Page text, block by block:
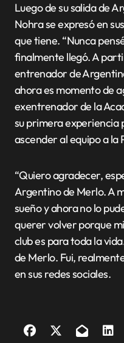
Luego de su salida de
Nohra se expresó en
que tiene. “Nunca
finalmente llegó. A
entrenador de
ahora es momento de
exentrenador de la
su primera experiencia
ascender al equipo a la
“Quiero agradecer,
Argentino de Merlo. A
sueño y ahora no lo
querer volver porque
club es para toda la
de Merlo. Fui,
en sus redes sociales.